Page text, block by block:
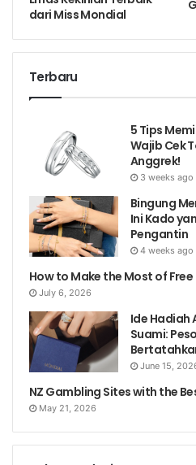
dari Miss Mondial
Terbaru
5 Tips
Wajib Cek
Anggrek!
3 weeks ago
Bingung
Ini Kado
Pengantin
4 weeks ago
How to Make the Most of Free
July 6, 2026
Ide Hadiah
Suami:
June 15,
NZ Gambling Sites with the
May 21, 2026